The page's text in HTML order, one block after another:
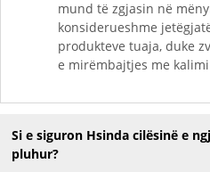
mund të zgjasin në
konsiderueshme
produkteve tuaja, duke
e mirëmbajtjes me
Si e siguron Hsinda cilësinë e
pluhur?